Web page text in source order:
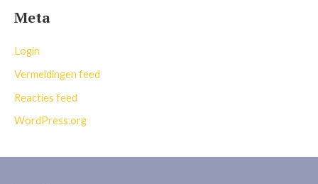
Meta
Login
Vermeldingen feed
Reacties feed
WordPress.org